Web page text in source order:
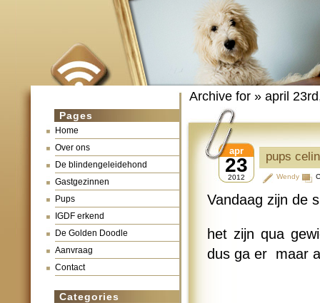
Pages
Home
Over ons
De blindengeleidehond
Gastgezinnen
Pups
IGDF erkend
De Golden Doodle
Aanvraag
Contact
Categories
Archive for » april
pups
23
apr
2012 Wendy
Vandaag zijn de
het zijn qua
dus ga er maar